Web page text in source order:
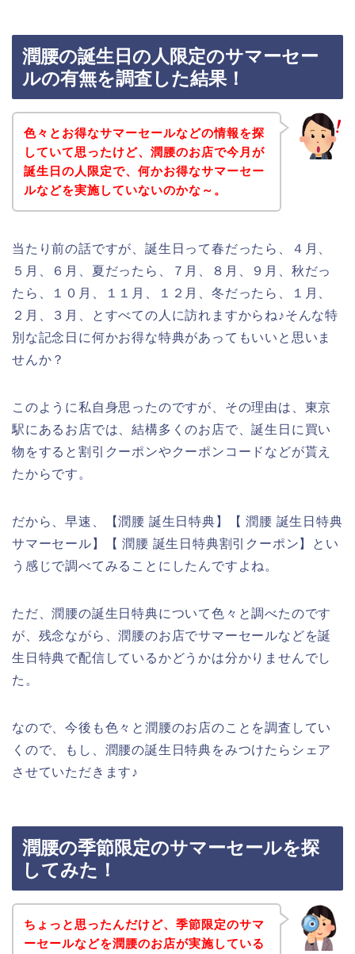
潤腰の誕生日の人限定のサマーセー
ルの有無を調査した結果！
色々とお得なサマーセールなどの情報を探
していて思ったけど、潤腰のお店で今月が
誕生日の人限定で、何かお得なサマーセー
ルなどを実施していないのかな～。
当たり前の話ですが、誕生日って春だったら、４月、
５月、６月、夏だったら、７月、８月、９月、秋だっ
たら、１０月、１１月、１２月、冬だったら、１月、
２月、３月、とすべての人に訪れますからね♪そんな特
別な記念日に何かお得な特典があってもいいと思いま
せんか？
このように私自身思ったのですが、その理由は、東京
駅にあるお店では、結構多くのお店で、誕生日に買い
物をすると割引クーポンやクーポンコードなどが貰え
たからです。
だから、早速、【潤腰 誕生日特典】【 潤腰 誕生日特典
サマーセール】【 潤腰 誕生日特典割引クーポン】とい
う感じで調べてみることにしたんですよね。
ただ、潤腰の誕生日特典について色々と調べたのです
が、残念ながら、潤腰のお店でサマーセールなどを誕
生日特典で配信しているかどうかは分かりませんでし
た。
なので、今後も色々と潤腰のお店のことを調査してい
くので、もし、潤腰の誕生日特典をみつけたらシェア
させていただきます♪
潤腰の季節限定のサマーセールを探
してみた！
ちょっと思ったんだけど、季節限定のサマ
ーセールなどを潤腰のお店が実施している